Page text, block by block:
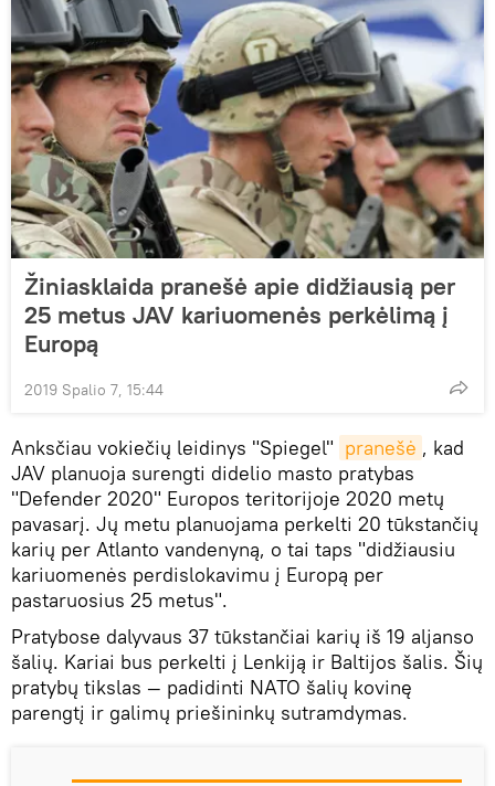
Žiniasklaida pranešė apie didžiausią per
25 metus JAV kariuomenės perkėlimą į
Europą
2019 Spalio 7, 15:44
Anksčiau vokiečių leidinys "Spiegel" pranešė , kad
JAV planuoja surengti didelio masto pratybas
"Defender 2020" Europos teritorijoje 2020 metų
pavasarį. Jų metu planuojama perkelti 20 tūkstančių
karių per Atlanto vandenyną, o tai taps "didžiausiu
kariuomenės perdislokavimu į Europą per
pastaruosius 25 metus".
Pratybose dalyvaus 37 tūkstančiai karių iš 19 aljanso
šalių. Kariai bus perkelti į Lenkiją ir Baltijos šalis. Šių
pratybų tikslas — padidinti NATO šalių kovinę
parengtį ir galimų priešininkų sutramdymas.